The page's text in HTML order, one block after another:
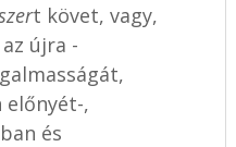
t követ, vagy,
újra -
előnyét-,
és